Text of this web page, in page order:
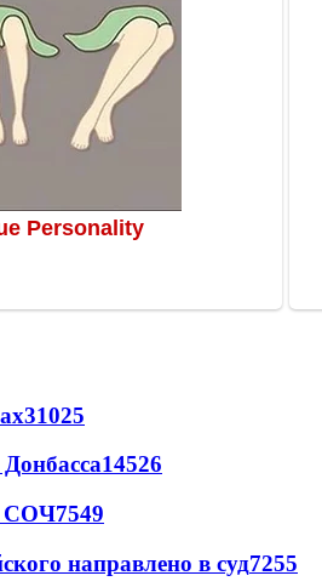
31025
14526
СОЧ7549
направлено в суд7255